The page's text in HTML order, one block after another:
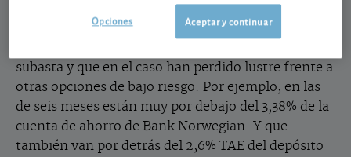
plazo. Actualmente, cotizan en bolsa al 2,4% las de
seis meses y 2,3% las de doce meses. Unos
subasta y que en el caso han perdido lustre frente a
otras opciones de bajo riesgo. Por ejemplo, en las
de seis meses están muy por debajo del 3,38% de la
cuenta de ahorro de Bank Norwegian. Y que
también van por detrás del 2,6% TAE del depósito
Aceptar y continuar
Opciones